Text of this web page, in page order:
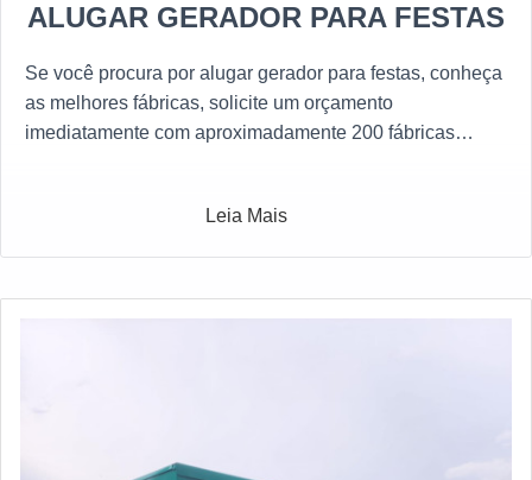
ALUGAR GERADOR PARA FESTAS
Se você procura por alugar gerador para festas, conheça
as melhores fábricas, solicite um orçamento
imediatamente com aproximadamente 200 fábricas
Leia Mais